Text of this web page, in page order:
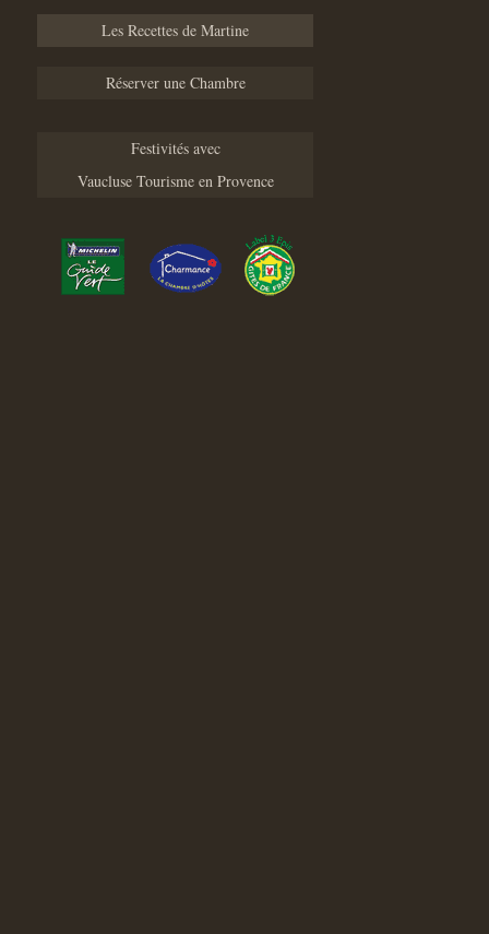
Les Recettes de Martine
Réserver une Chambre
Festivités avec
Vaucluse Tourisme en Provence